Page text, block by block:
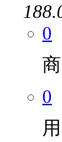
0
0